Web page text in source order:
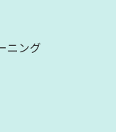
ニング